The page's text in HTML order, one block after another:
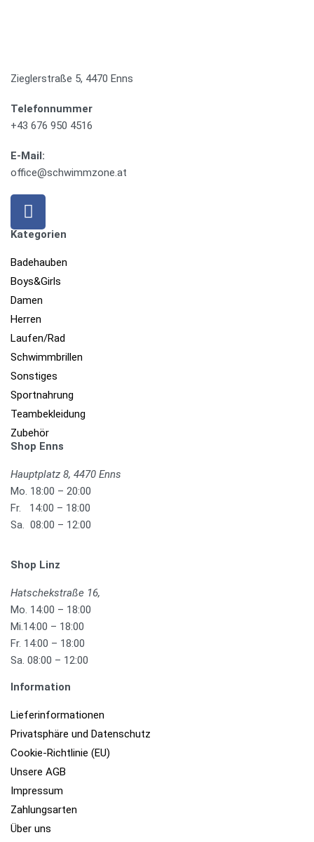
Zieglerstraße 5, 4470 Enns
Telefonnummer
+43 676 950 4516
E-Mail:
office@schwimmzone.at
Kategorien
Badehauben
Boys&Girls
Damen
Herren
Laufen/Rad
Schwimmbrillen
Sonstiges
Sportnahrung
Teambekleidung
Zubehör
Shop Enns
Hauptplatz 8, 4470 Enns
Mo. 18:00 – 20:00
Fr. 14:00 – 18:00
Sa. 08:00 – 12:00
Shop Linz
Hatschekstraße 16,
Mo. 14:00 – 18:00
Mi.14:00 – 18:00
Fr. 14:00 – 18:00
Sa. 08:00 – 12:00
Information
Lieferinformationen
Privatsphäre und Datenschutz
Cookie-Richtlinie (EU)
Unsere AGB
Impressum
Zahlungsarten
Über uns